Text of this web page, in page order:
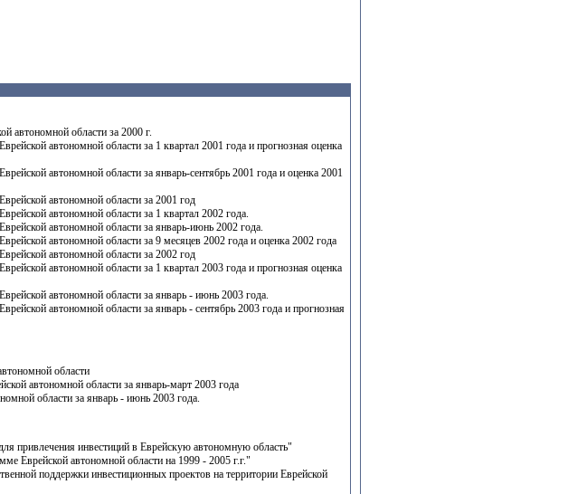
автономной области за 2000 г.
автономной области за 1 квартал 2001 года и прогнозная оценка
автономной области за январь-сентябрь 2001 года и оценка 2001
автономной области за 2001 год
автономной области за 1 квартал 2002 года.
автономной области за январь-июнь 2002 года.
автономной области за 9 месяцев 2002 года и оценка 2002 года
автономной области за 2002 год
автономной области за 1 квартал 2003 года и прогнозная оценка
автономной области за январь - июнь 2003 года.
автономной области за январь - сентябрь 2003 года и прогнозная
области
автономной области за январь-март 2003 года
области за январь - июнь 2003 года.
привлечения инвестиций в Еврейскую автономную область"
Еврейской автономной области на 1999 - 2005 г.г."
поддержки инвестиционных проектов на территории Еврейской